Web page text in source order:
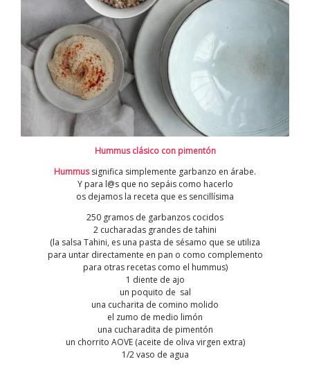
Hummus clásico con pimentón
Hummussignifica simplemente garbanzo en árabe.
Y para l@s que no sepáis como hacerlo
os dejamos la receta que es sencillísima
250 gramos de garbanzos cocidos
2 cucharadas grandes de tahini
(la salsa Tahini, es una pasta de sésamo que se utiliza
para untar directamente en pan o como complemento
para otras recetas como el hummus)
1 diente de ajo
un poquito de sal
una cucharita de comino molido
el zumo de medio limón
una cucharadita de pimentón
un chorrito AOVE (aceite de oliva virgen extra)
1/2 vaso de agua